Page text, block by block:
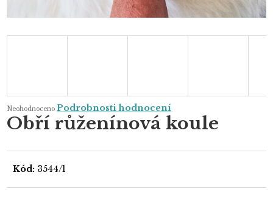
Průměrné
hodnocení
produktu
je
5
Neohodnoceno Podrobnosti hodnocení
Obří růženínová koule
Kód: 3544/1